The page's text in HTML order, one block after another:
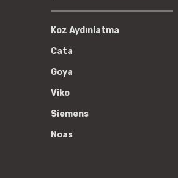
Koz Aydınlatma
Cata
Goya
Viko
Siemens
Noas